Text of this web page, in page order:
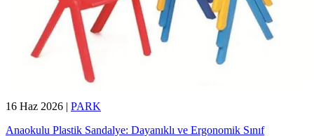
16 Haz 2026 | PARK
Anaokulu Plastik Sandalye: Dayanıklı ve Ergonomik Sınıf